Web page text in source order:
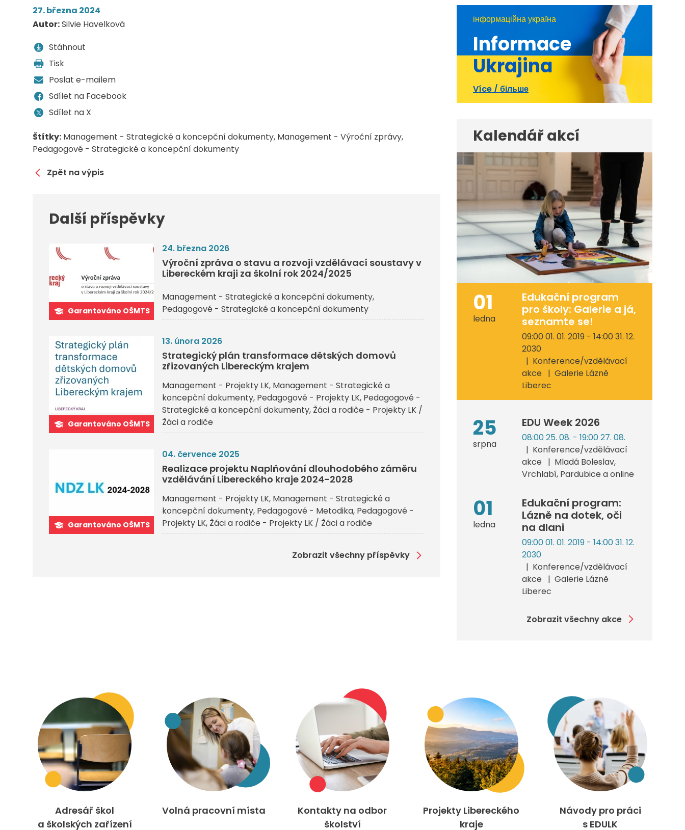
27. března 2024
Autor:Silvie Havelková
Stáhnout
Tisk
Poslat e-mailem
Sdílet na Facebook
Sdílet na X
Štítky: Management - Strategické a koncepční dokumenty Management - Výroční zprávy
Pedagogové - Strategické a koncepční dokumenty
Zpět na výpis
Další příspěvky
Garantováno OŠMTS
24. března 2026
Výroční zpráva o stavu a rozvoji vzdělávací soustavy v
Libereckém kraji za školní rok 2024/2025
Management - Strategické a koncepční dokumenty
Pedagogové - Strategické a koncepční dokumenty
Garantováno OŠMTS
13. února 2026
Strategický plán transformace dětských domovů
zřizovaných Libereckým krajem
Management - Projekty LK Management - Strategické a
koncepční dokumenty Pedagogové - Projekty LK Pedagogové -
Strategické a koncepční dokumenty Žáci a rodiče - Projekty LK /
Žáci a rodiče
Garantováno OŠMTS
04. července 2025
Realizace projektu Naplňování dlouhodobého záměru
vzdělávání Libereckého kraje 2024-2028
Management - Projekty LK Management - Strategické a
koncepční dokumenty Pedagogové - Metodika Pedagogové -
Projekty LK Žáci a rodiče - Projekty LK / Žáci a rodiče
Zobrazit všechny příspěvky
інформаційна україна
Informace
Ukrajina
Více / більше
Kalendář akcí
01
ledna
Edukační program
pro školy: Galerie a já,
seznamte se!
09:00 01. 01. 2019 - 14:00 31. 12.
2030
Konference/vzdělávací
akce
Galerie Lázně
Liberec
25
srpna
EDU Week 2026
08:00 25. 08. - 19:00 27. 08.
Konference/vzdělávací
akce
Mladá Boleslav,
Vrchlabí, Pardubice a online
01
ledna
Edukační program:
Lázně na dotek, oči
na dlani
09:00 01. 01. 2019 - 14:00 31. 12.
2030
Konference/vzdělávací
akce
Galerie Lázně
Liberec
Zobrazit všechny akce
Adresář škol
a školských zařízení
Volná pracovní místa
Kontakty na odbor
školství
Projekty Libereckého
kraje
Návody pro práci
s EDULK